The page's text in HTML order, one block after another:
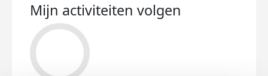
Mijn activiteiten volgen